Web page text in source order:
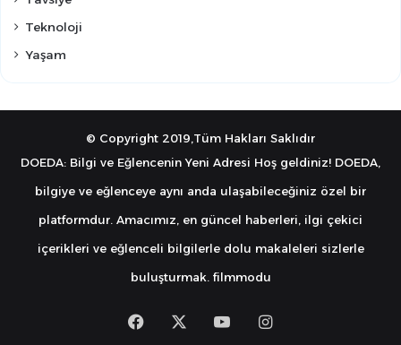
Teknoloji
Yaşam
© Copyright 2019,Tüm Hakları Saklıdır
DOEDA: Bilgi ve Eğlencenin Yeni Adresi Hoş geldiniz! DOEDA,
bilgiye ve eğlenceye aynı anda ulaşabileceğiniz özel bir
platformdur. Amacımız, en güncel haberleri, ilgi çekici
içerikleri ve eğlenceli bilgilerle dolu makaleleri sizlerle
buluşturmak. filmmodu
FacebookYouTubeInstagram